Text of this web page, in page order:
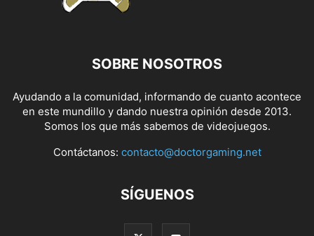
SOBRE NOSOTROS
Ayudando a la comunidad, informando de cuanto acontece
en este mundillo y dando nuestra opinión desde 2013.
Somos los que más sabemos de videojuegos.
Contáctanos: contacto@doctorgaming.net
SÍGUENOS